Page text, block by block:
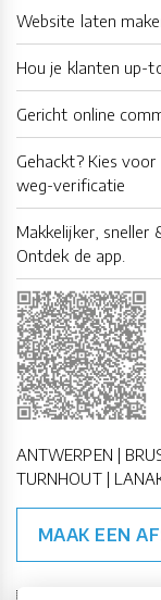
Website laten
Hou je klanten up-
Gericht online
Gehackt? Kies
weg-verificatie
Makkelijker, sneller
Ontdek de app.
ANTWERPEN |
TURNHOUT |
MAAK EEN